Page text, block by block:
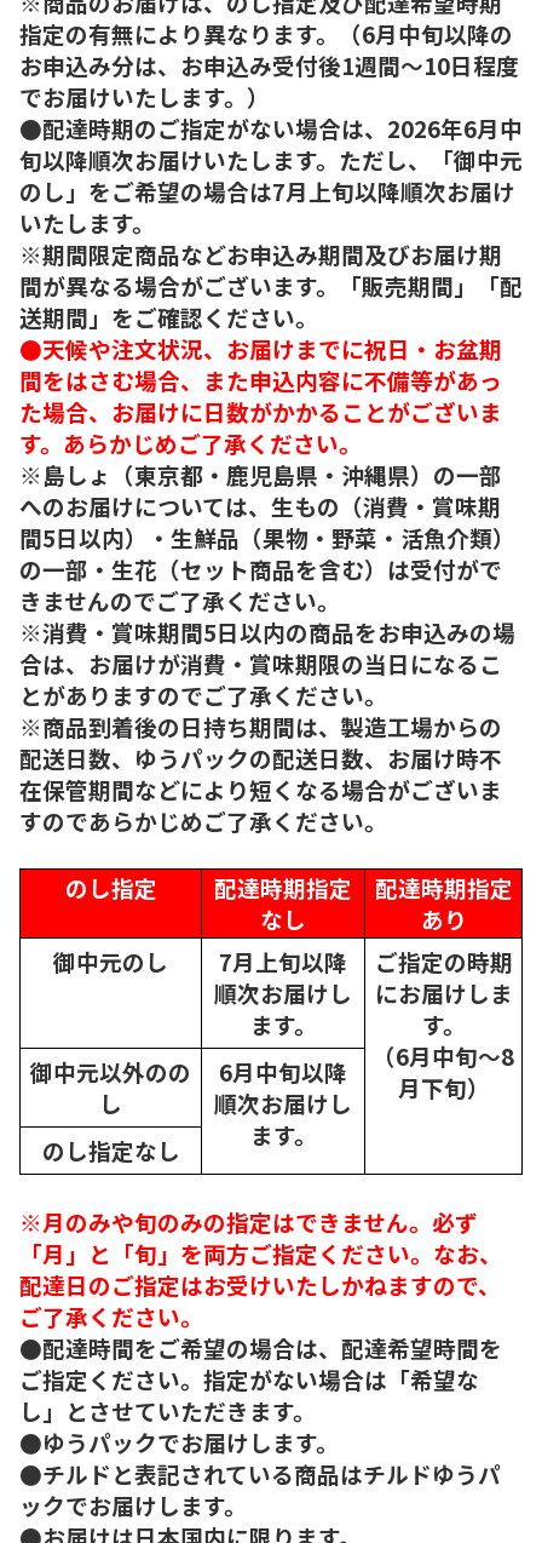
指定の有無により異なります。（6月中旬以降の
お申込み分は、お申込み受付後1週間～10日程度
でお届けいたします。）
●配達時期のご指定がない場合は、2026年6月中
旬以降順次お届けいたします。ただし、「御中元
のし」をご希望の場合は7月上旬以降順次お届け
いたします。
※期間限定商品などお申込み期間及びお届け期
間が異なる場合がございます。「販売期間」「配
送期間」をご確認ください。
●天候や注文状況、お届けまでに祝日・お盆期
間をはさむ場合、また申込内容に不備等があっ
た場合、お届けに日数がかかることがございま
す。あらかじめご了承ください。
※島しょ（東京都・鹿児島県・沖縄県）の一部
へのお届けについては、生もの（消費・賞味期
間5日以内）・生鮮品（果物・野菜・活魚介類）
の一部・生花（セット商品を含む）は受付がで
きませんのでご了承ください。
※消費・賞味期間5日以内の商品をお申込みの場
合は、お届けが消費・賞味期限の当日になるこ
とがありますのでご了承ください。
※商品到着後の日持ち期間は、製造工場からの
配送日数、ゆうパックの配送日数、お届け時不
在保管期間などにより短くなる場合がございま
すのであらかじめご了承ください。
のし指定
配達時期指定
なし
配達時期指定
あり
御中元のし
7月上旬以降
順次お届けし
ます。
ご指定の時期
にお届けしま
す。
（6月中旬～8
月下旬）
御中元以外のの
し
6月中旬以降
順次お届けし
ます。
のし指定なし
※月のみや旬のみの指定はできません。必ず
「月」と「旬」を両方ご指定ください。なお、
配達日のご指定はお受けいたしかねますので、
ご了承ください。
●配達時間をご希望の場合は、配達希望時間を
ご指定ください。指定がない場合は「希望な
し」とさせていただきます。
●ゆうパックでお届けします。
●チルドと表記されている商品はチルドゆうパ
ックでお届けします。
●お届けは日本国内に限ります。